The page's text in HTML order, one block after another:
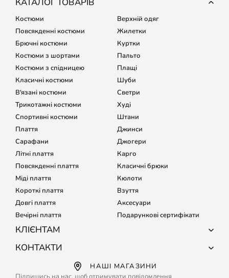
КЛІЄНТАМ
Про компанію
Обмін і повернення
Костюми
Повсякденні костюми
Брючні костюми
Костюми з шортами
Костюми з спідницею
Класичні костюми
В'язані костюми
Трикотажні костюми
Спортивні костюми
Плаття
Сарафани
Літні плаття
Повсякденні плаття
Міді плаття
Короткі плаття
Довгі плаття
Вечірні плаття
Верхній одяг
Жилетки
Куртки
Пальто
Плащі
Шуби
Светри
Худі
Штани
Джинси
Джогери
Карго
Класичні брюки
Кюлоти
Взуття
Аксесуари
Подарункові сертифікати
КОНТАКТИ
+38 (067) 127-68-15
НАШІ МАГАЗИНИ